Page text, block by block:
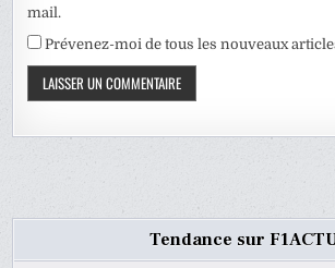
mail.
Prévenez-moi de tous les nouveaux
Tendance sur